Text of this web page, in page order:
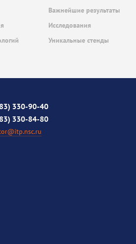
Важнейшие результаты
Исследования
Уникальные стенды
330-90-40
330-84-80